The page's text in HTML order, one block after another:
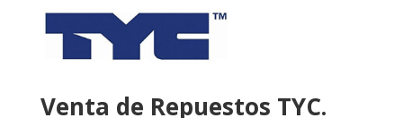
Venta de Repuestos TYC.